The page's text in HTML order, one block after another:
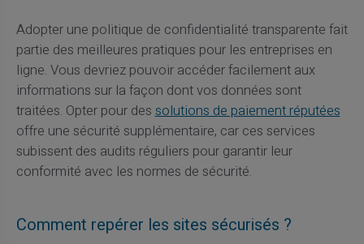
Adopter une politique de confidentialité transparente fait
partie des meilleures pratiques pour les entreprises en
ligne. Vous devriez pouvoir accéder facilement aux
informations sur la façon dont vos données sont
traitées. Opter pour des solutions de paiement réputées
offre une sécurité supplémentaire, car ces services
subissent des audits réguliers pour garantir leur
conformité avec les normes de sécurité.
Comment repérer les sites sécurisés ?